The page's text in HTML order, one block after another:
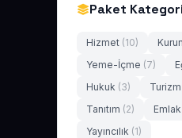
Paket
Hizmet (10)
Yeme-İçme (7)
Hukuk (3) Turizm
Tanıtım (2) Emlak
Yayıncılık (1)